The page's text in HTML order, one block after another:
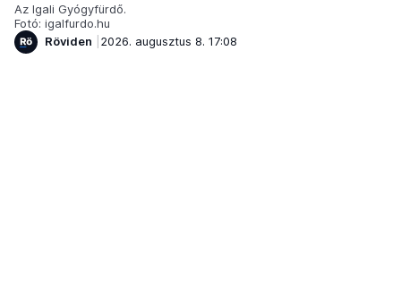
Az Igali Gyógyfürdő.
Fotó: igalfurdo.hu
Röviden
2026. augusztus 8. 17:08